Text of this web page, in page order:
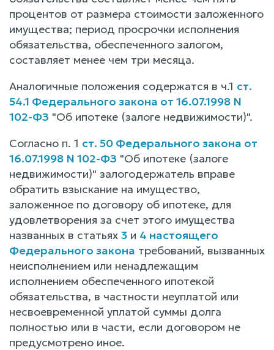
процентов от размера стоимости заложенного
имущества; период просрочки исполнения
обязательства, обеспеченного залогом,
составляет менее чем три месяца.
Аналогичные положения содержатся в ч.1 ст.
54.1 Федерального закона от 16.07.1998 N
102-ФЗ "Об ипотеке (залоге недвижимости)".
Согласно п. 1 ст. 50 Федерального закона от
16.07.1998 N 102-ФЗ "Об ипотеке (залоге
недвижимости)" залогодержатель вправе
обратить взыскание на имущество,
заложенное по договору об ипотеке, для
удовлетворения за счет этого имущества
названных в статьях 3 и 4 настоящего
Федерального закона требований, вызванных
неисполнением или ненадлежащим
исполнением обеспеченного ипотекой
обязательства, в частности неуплатой или
несвоевременной уплатой суммы долга
полностью или в части, если договором не
предусмотрено иное.